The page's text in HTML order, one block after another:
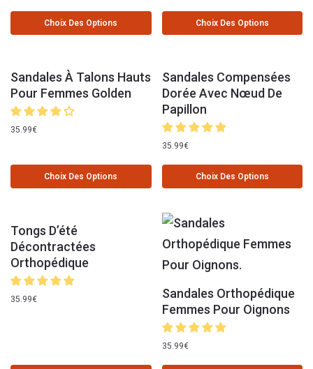
Choix Des Options Choix Des Options
Sandales À Talons Hauts
Pour Femmes Golden
35.99€
Choix Des Options
Sandales Compensées
Dorée Avec Nœud De
Papillon
35.99€
Choix Des Options
Tongs D’été
Décontractées
Orthopédique
35.99€
Sandales Orthopédique
Femmes Pour Oignons
35.99€